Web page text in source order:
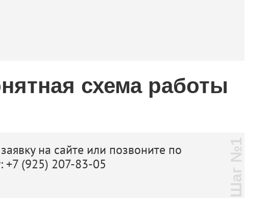
схема работы
на сайте или позвоните по
+7 (925) 207-83-05 Шаг №1